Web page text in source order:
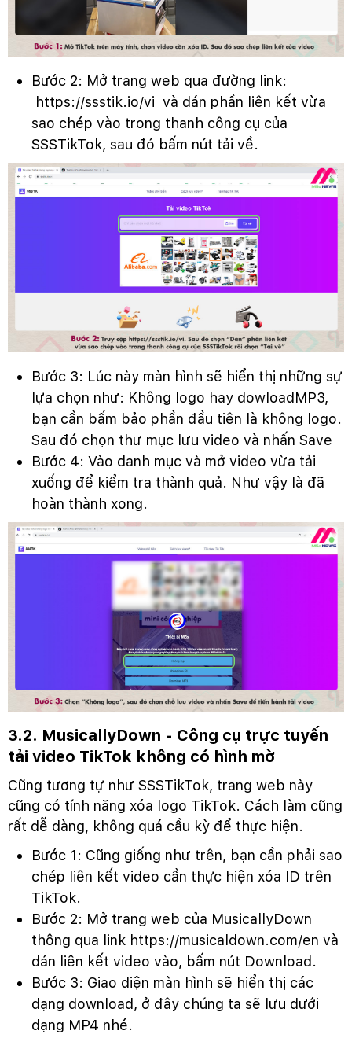
Bước 2: Mở trang web qua đường link:
https://ssstik.io/vi và dán phần liên kết vừa
sao chép vào trong thanh công cụ của
SSSTikTok, sau đó bấm nút tải về.
Bước 3: Lúc này màn hình sẽ hiển thị những sự
lựa chọn như: Không logo hay dowloadMP3,
bạn cần bấm bảo phần đầu tiên là không logo.
Sau đó chọn thư mục lưu video và nhấn Save
Bước 4: Vào danh mục và mở video vừa tải
xuống để kiểm tra thành quả. Như vậy là đã
hoàn thành xong.
3.2. MusicallyDown - Công cụ trực tuyến
tải video TikTok không có hình mờ
Cũng tương tự như SSSTikTok, trang web này
cũng có tính năng xóa logo TikTok. Cách làm cũng
rất dễ dàng, không quá cầu kỳ để thực hiện.
Bước 1: Cũng giống như trên, bạn cần phải sao
chép liên kết video cần thực hiện xóa ID trên
TikTok.
Bước 2: Mở trang web của MusicallyDown
thông qua link https://musicaldown.com/en và
dán liên kết video vào, bấm nút Download.
Bước 3: Giao diện màn hình sẽ hiển thị các
dạng download, ở đây chúng ta sẽ lưu dưới
dạng MP4 nhé.